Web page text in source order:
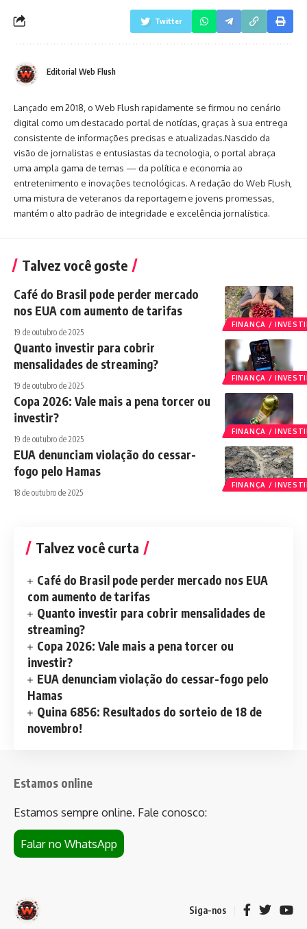
Twitter
Editorial Web Flush
Lançado em 2018, o Web Flush rapidamente se firmou no cenário
digital como um destacado portal de notícias, graças à sua entrega
consistente de informações precisas e atualizadas.Nascido da
visão de jornalistas e entusiastas da tecnologia, o portal abraça
uma ampla gama de temas — da política e economia ao
entretenimento e inovações tecnológicas. A redação do Web Flush,
uma mistura de veteranos da reportagem e jovens promessas,
mantém o alto padrão de integridade e excelência jornalística.
Talvez você goste
FINANÇA /
Café do Brasil pode perder mercado
nos EUA com aumento de tarifas
19 de outubro de 2025
FINANÇA /
Quanto investir para cobrir
mensalidades de streaming?
19 de outubro de 2025
FINANÇA /
Copa 2026: Vale mais a pena torcer ou
investir?
19 de outubro de 2025
FINANÇA /
EUA denunciam violação do cessar-
fogo pelo Hamas
18 de outubro de 2025
Talvez você curta
Café do Brasil pode perder mercado nos EUA
com aumento de tarifas
Quanto investir para cobrir mensalidades de
streaming?
Copa 2026: Vale mais a pena torcer ou
investir?
EUA denunciam violação do cessar-fogo pelo
Hamas
Quina 6856: Resultados do sorteio de 18 de
novembro!
Estamos online
Estamos sempre online. Fale conosco:
Falar no WhatsApp
Siga-nos